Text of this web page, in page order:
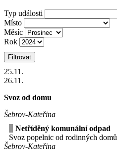
Typ události
Místo
Měsíc
Rok
Filtrovat
25.11.
26.11.
Svoz od domu
Šebrov-Kateřina
Netříděný komunální odpad
Svoz popelnic od rodinných domů
Šebrov-Kateřina